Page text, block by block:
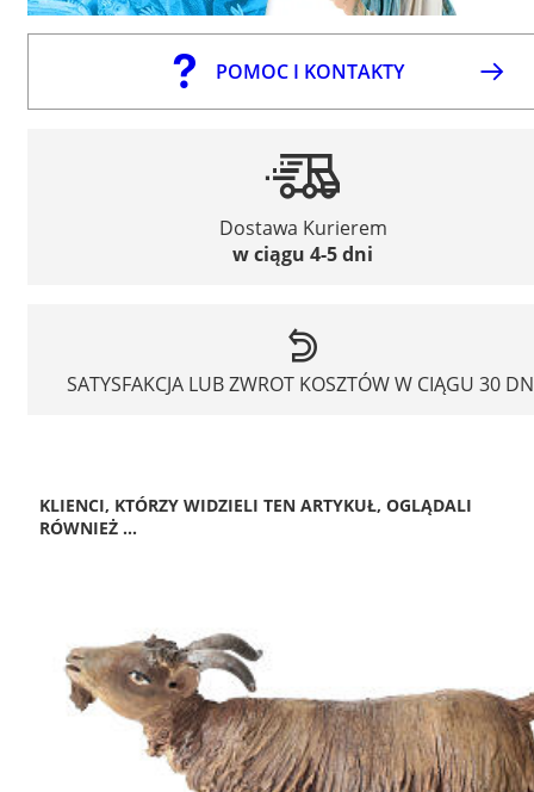
POMOC I KONTAKTY
Dostawa Kurierem
w ciągu 4-5 dni
SATYSFAKCJA LUB ZWROT KOSZTÓW W CIĄGU 30
KLIENCI, KTÓRZY WIDZIELI TEN ARTYKUŁ, OGLĄDALI
RÓWNIEŻ ...